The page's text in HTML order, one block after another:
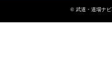
© 武道・道場ナビ